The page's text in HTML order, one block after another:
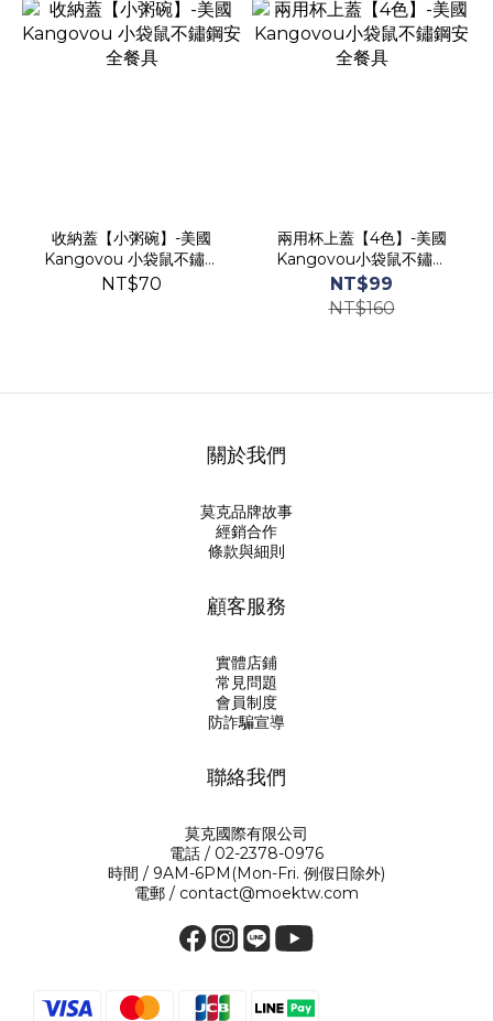
收納蓋【小粥碗】-美國
Kangovou 小袋鼠不鏽鋼
安全餐具
NT$70
兩用杯上蓋【4色】-美國
Kangovou小袋鼠不鏽鋼
安全餐具
NT$99
NT$160
關於我們
莫克品牌故事
經銷合作
條款與細則
顧客服務
實體店鋪
常見問題
會員制度
防詐騙宣導
聯絡我們
莫克國際有限公司
電話 / 02-2378-0976
時間 / 9AM-6PM(Mon-Fri. 例假日除外)
電郵 / contact@moektw.com